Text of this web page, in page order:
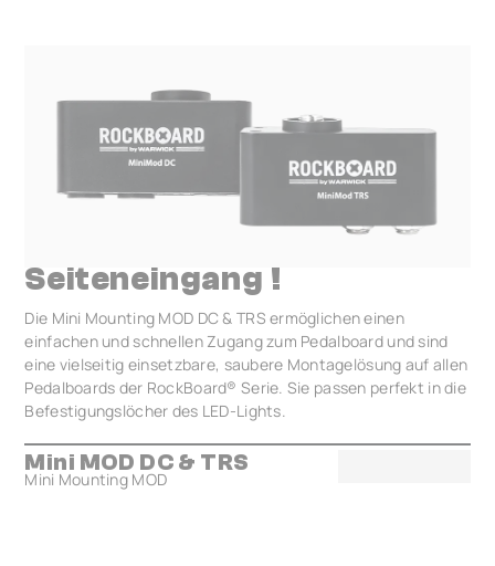
Seiteneingang !
Die Mini Mounting MOD DC & TRS ermöglichen einen
einfachen und schnellen Zugang zum Pedalboard und sind
eine vielseitig einsetzbare, saubere Montagelösung auf allen
Pedalboards der RockBoard® Serie. Sie passen perfekt in die
Befestigungslöcher des LED-Lights.
Mini MOD DC & TRS
Mini Mounting MOD